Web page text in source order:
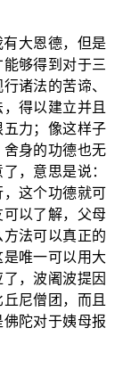
大恩德，但是
够得到对于三
诸法的苦谛、
得以建立并且
力；像这样子
身的功德也无
，意思是说：
这个功德就可
以了解，父母
法可以真正的
唯一可以用大
，波阇波提因
尼僧团，而且
陀对于姨母报